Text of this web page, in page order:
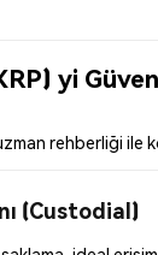
yi
rehberliği ile
(Custodial)